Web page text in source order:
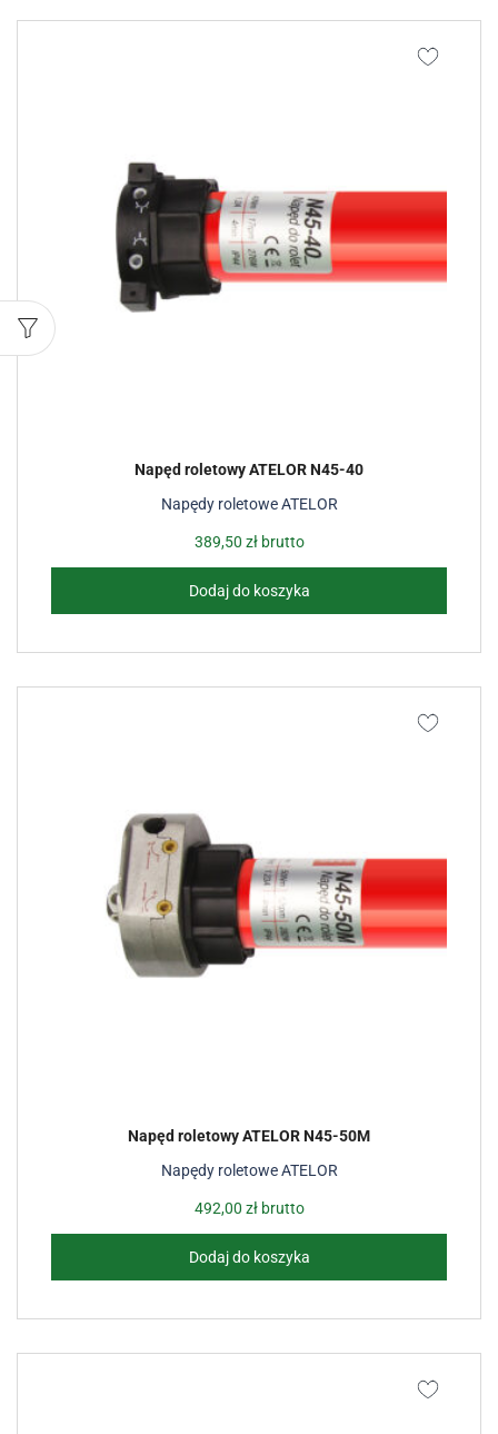
Napędy roletowe ATELOR
Napęd roletowy ATELOR N45-40
389,50 złbrutto
Dodaj do koszyka
Napędy roletowe ATELOR
Napęd roletowy ATELOR N45-50M
492,00 złbrutto
Dodaj do koszyka